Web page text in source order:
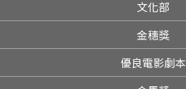
文化部
金穗獎
優良電影劇本